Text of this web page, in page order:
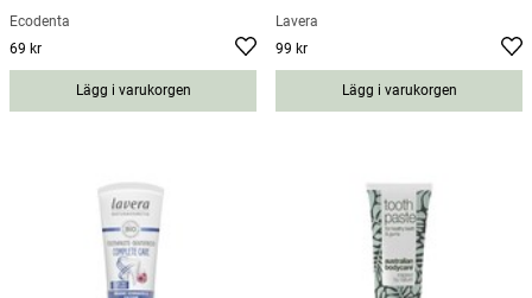
Ecodenta
Pris
69 kr
Lägg i varukorgen
Lavera
Pris
99 kr
Lägg i varukorgen